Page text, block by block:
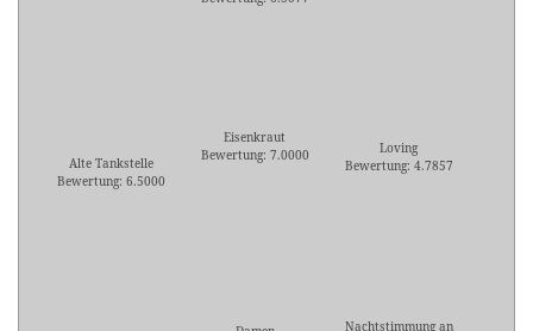
Alte Tankstelle
Bewertung: 6.5000
Eisenkraut
Bewertung: 7.0000
Loving
Bewertung: 4.7857
Nachtstimmung an